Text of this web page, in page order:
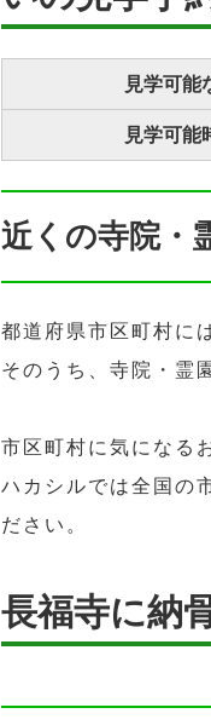
見学可能
見学可能
近くの寺院・
都道府県市区町村に
そのうち、寺院・霊
市区町村に気になる
ハカシルでは全国の
ださい。
長福寺に納